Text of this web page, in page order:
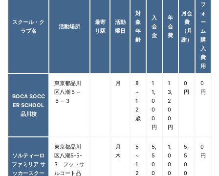
スクール・ク
ラブ名
活動場所
最寄
り駅
活動
曜日
対
象
年
齢
入
会
金
年
会
費
月会
費
（月
謝）
フ
ォ
ー
ム
購
入
費
用
BOCA SOCC
ER SCHOOL
品川校
東京都品川
区八潮５－
５－３
月
8
~
1
2
歳
1
1,
0
0
0
円
1
3,
2
0
0
円
0
円
0
円
ソルティーロ
ファミリア サ
ッカースクー
東京都品川
区八潮5-5-
3 フットサ
ルコート品
月
木
5
~
1
2
5,
5
0
0
1,
0
0
0
5,
5
0
0
0
円